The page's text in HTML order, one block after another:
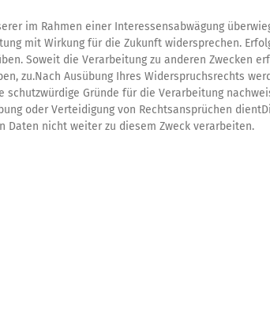
im Rahmen einer Interessensabwägung
mit Wirkung für die Zukunft widersprechen.
Soweit die Verarbeitung zu anderen Zwecken
zu.Nach Ausübung Ihres Widerspruchsrechts
schutzwürdige Gründe für die Verarbeitung
oder Verteidigung von Rechtsansprüchen
Daten nicht weiter zu diesem Zweck verarbeiten.